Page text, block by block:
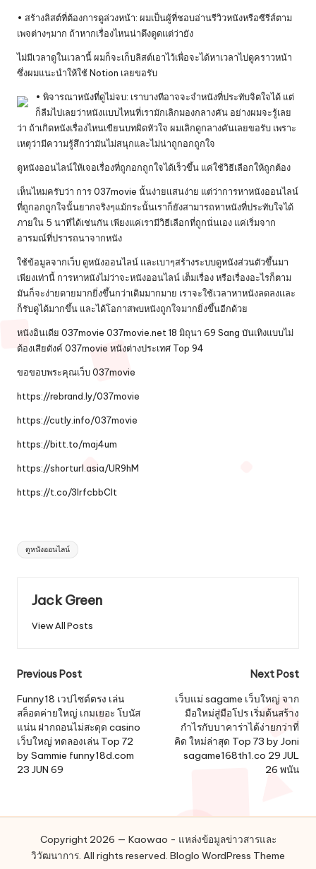
• สร้างลิสต์ที่ต้องการดูล่วงหน้า: ผมเป็นผู้ที่ชอบอ่านรีวิวหนังหรือซีรีส์ตาม
เพจต่างๆมาก ถ้าหากเรื่องไหนน่าดึงดูดแต่ว่ายัง
ไม่มีเวลาดูในเวลานี้ ผมก็จะเก็บลิสต์เอาไว้เพื่อจะได้หาเวลาไปดูคราวหน้า
ซึ่งผมแนะนำให้ใช้ Notion เลยขอรับ
• พิจารณาหนังที่ดูไม่จบ: เราบางทีอาจจะจำหนังที่ประทับจิตใจได้ แต่
ก็ลืมไปเลยว่าหนังแบบไหนที่เรามักเลิกมองกลางคัน อย่างผมจะรู้เลย
ว่า ถ้าเกิดหนังเรื่องไหนเขียนบทผิดหัวใจ ผมเลิกดูกลางคันเลยขอรับ เพราะ
เหตุว่ามีความรู้สึกว่ามันไม่สนุกและไม่น่าถูกอกถูกใจ
ดูหนังออนไลน์ให้เจอเรื่องที่ถูกอกถูกใจได้เร็วขึ้น แค่ใช้วิธีเลือกให้ถูกต้อง
เห็นไหมครับว่า การ 037movie นั้นง่ายแสนง่าย แต่ว่าการหาหนังออนไลน์
ที่ถูกอกถูกใจนั้นยากจริงๆแม้กระนั้นเราก็ยังสามารถหาหนังที่ประทับใจได้
ภายใน 5 นาทีได้เช่นกัน เพียงแค่เรามีวิธีเลือกที่ถูกนั่นเอง แค่เริ่มจาก
อารมณ์ที่ปรารถนาจากหนัง
ใช้ข้อมูลจากเว็บ ดูหนังออนไลน์ และเบาๆสร้างระบบดูหนังส่วนตัวขึ้นมา
เพียงเท่านี้ การหาหนังไม่ว่าจะหนังออนไลน์ เต็มเรื่อง หรือเรื่องอะไรก็ตาม
มันก็จะง่ายดายมากยิ่งขึ้นกว่าเดิมมากมาย เราจะใช้เวลาหาหนังลดลงและ
ก็รับดูได้มากขึ้น และได้โอกาสพบหนังถูกใจมากยิ่งขึ้นอีกด้วย
หนังอินเดีย 037movie 037movie.net 18 มิถุนา 69 Sang บันเทิงแบบไม่
ต้องเสียตังค์ 037movie หนังต่างประเทศ Top 94
ขอขอบพระคุณเว็บ037movie
https://rebrand.ly/037movie
https://cutly.info/037movie
https://bitt.to/maj4um
https://shorturl.asia/UR9hM
https://t.co/3IrfcbbClt
Tags:
ดูหนังออนไลน์
Jack Green
View All Posts
Post
navigation
Previous Post
Funny18 เวปไซต์ตรง เล่น
สล็อตค่ายใหญ่ เกมเยอะ โบนัส
แน่น ฝากถอนไม่สะดุด casino
เว็บใหญ่ ทดลองเล่น Top 72
by Sammie funny18d.com
23 JUN 69
Next Post
เว็บแม่ sagame เว็บใหญ่ จาก
มือใหม่สู่มือโปร เริ่มต้นสร้าง
กำไรกับบาคาร่าได้ง่ายกว่าที่
คิด ใหม่ล่าสุด Top 73 by Joni
sagame168th1.co 29 JUL
26 พนัน
Copyright 2026 — Kaowao - แหล่งข้อมูลข่าวสารและ
วิวัฒนาการ. All rights reserved. Bloglo WordPress Theme